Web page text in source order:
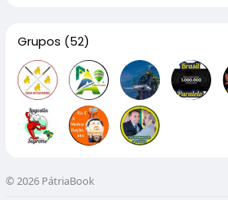
Grupos (52)
© 2026 PátriaBook